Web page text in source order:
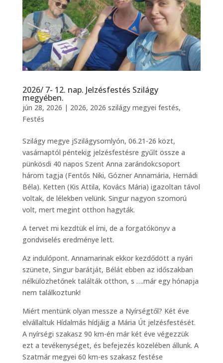
2026/ 7- 12. nap. Jelzésfestés Szilágy
megyében.
jún 28, 2026 | 2026, 2026 szilágy megyei festés,
Festés
Szilágy megye jSzilágysomlyón, 06.21-26 közt,
vasárnaptól péntekig jelzésfestésre gyűlt össze a
pünkösdi 40 napos Szent Anna zarándokcsoport
három tagja (Fentős Niki, Gózner Annamária, Hernádi
Béla). Ketten (Kis Attila, Kovács Mária) igazoltan távol
voltak, de lélekben velünk. Singur nagyon szomorú
volt, mert megint otthon hagyták.
A tervet mi kezdtük el írni, de a forgatókönyv a
gondviselés eredménye lett.
Az indulópont. Annamarinak ekkor kezdődött a nyári
szünete, Singur barátját, Bélát ebben az időszakban
nélkülözhetőnek találták otthon, s ….már egy hónapja
nem találkoztunk!
Miért mentünk olyan messze a Nyírségtől? Két éve
elvállaltuk Hídalmás hídjáig a Mária Út jelzésfestését.
A nyírségi szakasz 90 km-én már két éve végezzük
ezt a tevékenységet, és befejezés közelében állunk. A
Szatmár megyei 60 km-es szakasz festése